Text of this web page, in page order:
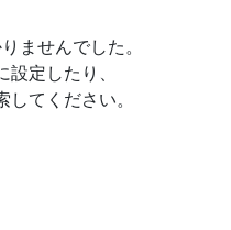
ませんでした。
設定したり、
してください。